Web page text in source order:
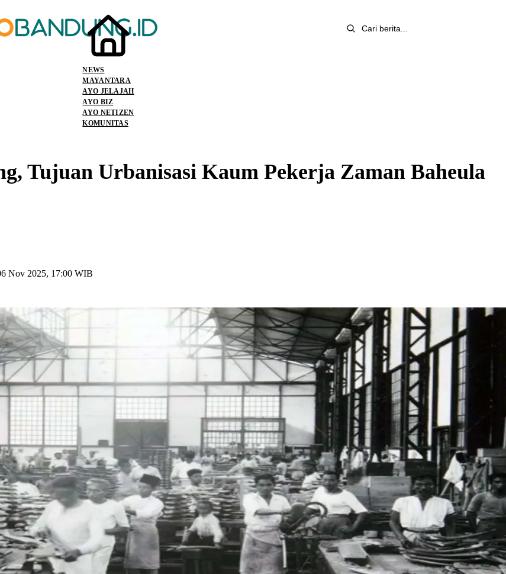
NEWS
MAYANTARA
AYO JELAJAH
AYO BIZ
AYO NETIZEN
KOMUNITAS
Tujuan Urbanisasi Kaum Pekerja Zaman Baheula
Nov 2025, 17:00 WIB